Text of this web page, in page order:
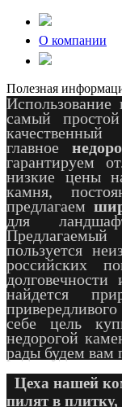
О компании
Полезная
Использование
самый
главное
гарантируем
низкие цены
камня,
предлагаем
для
пользуется
российских
найдется
себе цель
недорогой
рады будем вам
Цеха нашей
пилят в